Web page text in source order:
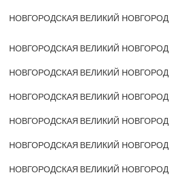
НОВГОРОДСКАЯ ВЕЛИКИЙ НОВГОРОД
НОВГОРОДСКАЯ ВЕЛИКИЙ НОВГОРОД
НОВГОРОДСКАЯ ВЕЛИКИЙ НОВГОРОД
НОВГОРОДСКАЯ ВЕЛИКИЙ НОВГОРОД
НОВГОРОДСКАЯ ВЕЛИКИЙ НОВГОРОД
НОВГОРОДСКАЯ ВЕЛИКИЙ НОВГОРОД
НОВГОРОДСКАЯ ВЕЛИКИЙ НОВГОРОД